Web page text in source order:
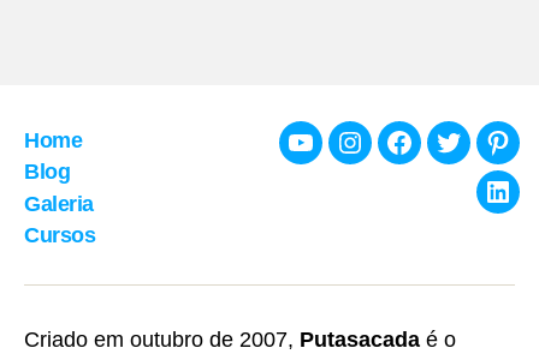
Home
Blog
Galeria
Cursos
YoutubeInstagramFacebook
Twitter
Criado em outubro de 2007, Putasacada é o